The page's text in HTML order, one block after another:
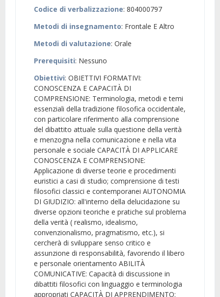
Codice di verbalizzazione: 804000797
Metodi di insegnamento: Frontale E Altro
Metodi di valutazione: Orale
Prerequisiti: Nessuno
Obiettivi: OBIETTIVI FORMATIVI:
CONOSCENZA E CAPACITÀ DI
COMPRENSIONE: Terminologia, metodi e temi
essenziali della tradizione filosofica occidentale,
con particolare riferimento alla comprensione
del dibattito attuale sulla questione della verità
e menzogna nella comunicazione e nella vita
personale e sociale CAPACITÀ DI APPLICARE
CONOSCENZA E COMPRENSIONE:
Applicazione di diverse teorie e procedimenti
euristici a casi di studio; comprensione di testi
filosofici classici e contemporanei AUTONOMIA
DI GIUDIZIO: all'interno della delucidazione su
diverse opzioni teoriche e pratiche sul problema
della verità ( realismo, idealismo,
convenzionalismo, pragmatismo, etc.), si
cercherà di sviluppare senso critico e
assunzione di responsabilità, favorendo il libero
e personale orientamento ABILITÀ
COMUNICATIVE: Capacità di discussione in
dibattiti filosofici con linguaggio e terminologia
appropriati CAPACITÀ DI APPRENDIMENTO: